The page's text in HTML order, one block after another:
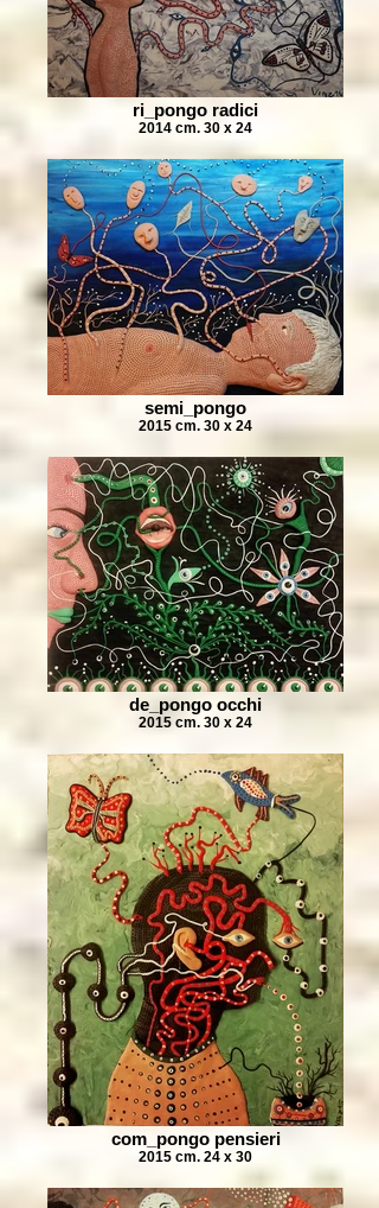
ri_pongo radici
2014 cm. 30 x 24
semi_pongo
2015 cm. 30 x 24
de_pongo occhi
2015 cm. 30 x 24
com_pongo pensieri
2015 cm. 24 x 30